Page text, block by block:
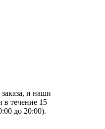
и наши
в течение 15
до 20:00).